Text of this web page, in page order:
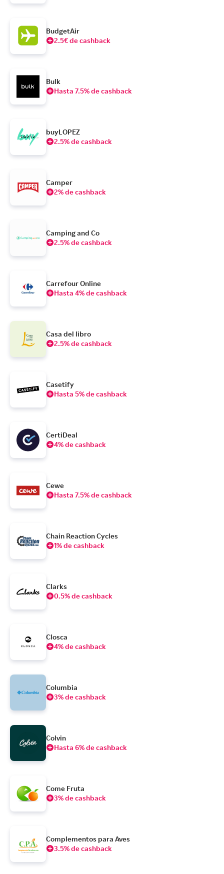
BudgetAir
2.5€ de cashback
Bulk
Hasta 7.5% de cashback
buyLOPEZ
2.5% de cashback
Camper
2% de cashback
Camping and Co
2.5% de cashback
Carrefour Online
Hasta 4% de cashback
Casa del libro
2.5% de cashback
Casetify
Hasta 5% de cashback
CertiDeal
4% de cashback
Cewe
Hasta 7.5% de cashback
Chain Reaction Cycles
1% de cashback
Clarks
0.5% de cashback
Closca
4% de cashback
Columbia
3% de cashback
Colvin
Hasta 6% de cashback
Come Fruta
3% de cashback
Complementos para Aves
3.5% de cashback